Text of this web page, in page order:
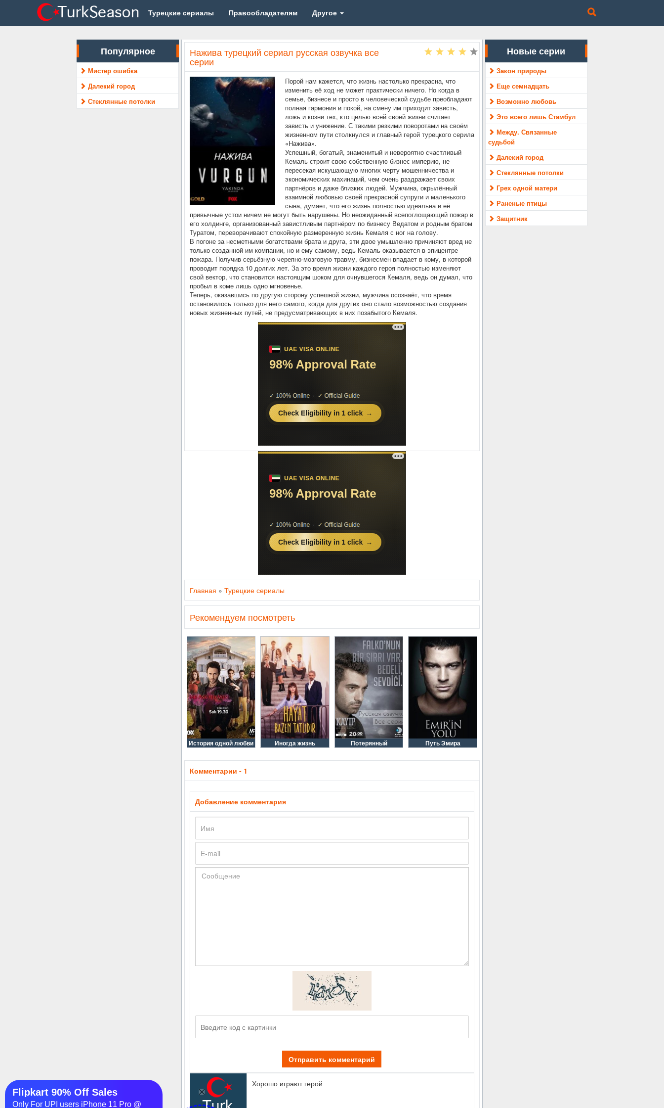
Турецкие сериалы Правообладателям Другое
Популярное
Мистер ошибка
Далекий город
Стеклянные потолки
Нажива турецкий сериал русская озвучка все
серии
Порой нам кажется, что жизнь настолько прекрасна, что
изменить её ход не может практически ничего. Но когда в
семье, бизнесе и просто в человеческой судьбе преобладают
полная гармония и покой, на смену им приходит зависть,
ложь и козни тех, кто целью всей своей жизни считает
зависть и унижение. С такими резкими поворотами на своём
жизненном пути столкнулся и главный герой турецкого серила
«Нажива».
Успешный, богатый, знаменитый и невероятно счастливый
Кемаль строит свою собственную бизнес-империю, не
пересекая искушающую многих черту мошенничества и
экономических махинаций, чем очень раздражает своих
партнёров и даже близких людей. Мужчина, окрылённый
взаимной любовью своей прекрасной супруги и маленького
сына, думает, что его жизнь полностью идеальна и её
привычные устои ничем не могут быть нарушены. Но неожиданный всепоглощающий пожар в
его холдинге, организованный завистливым партнёром по бизнесу Ведатом и родным братом
Туратом, переворачивают спокойную размеренную жизнь Кемаля с ног на голову.
В погоне за несметными богатствами брата и друга, эти двое умышленно причиняют вред не
только созданной им компании, но и ему самому, ведь Кемаль оказывается в эпицентре
пожара. Получив серьёзную черепно-мозговую травму, бизнесмен впадает в кому, в которой
проводит порядка 10 долгих лет. За это время жизни каждого героя полностью изменяют
свой вектор, что становится настоящим шоком для очнувшегося Кемаля, ведь он думал, что
пробыл в коме лишь одно мгновенье.
Теперь, оказавшись по другую сторону успешной жизни, мужчина осознаёт, что время
остановилось только для него самого, когда для других оно стало возможностью создания
новых жизненных путей, не предусматривающих в них позабытого Кемаля.
Главная » Турецкие сериалы
Рекомендуем посмотреть
История одной любви Иногда жизнь Потерянный Путь Эмира
Комментарии - 1
Добавление комментария
Отправить комментарий
Хорошо играют герой
Новые серии
Закон природы
Еще семнадцать
Возможно любовь
Это всего лишь Стамбул
Между. Связанные
судьбой
Далекий город
Стеклянные потолки
Грех одной матери
Раненые птицы
Защитник